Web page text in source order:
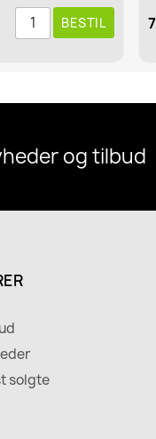
BESTIL 78,95 kr.
og tilbud
solgte